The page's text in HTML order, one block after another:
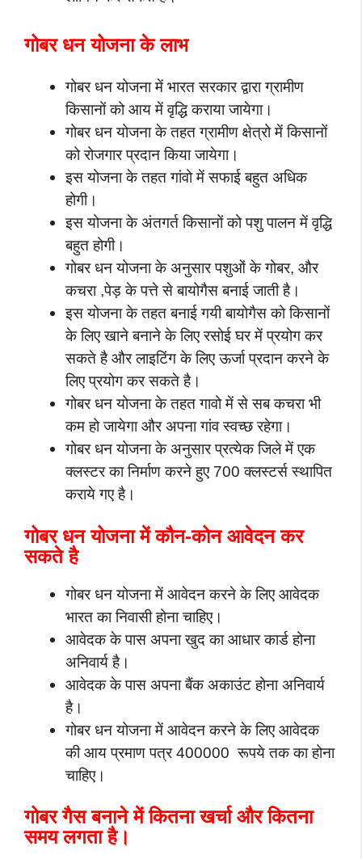
गोबर धन योजना के लाभ
गोबर धन योजना में भारत सरकार द्वारा ग्रामीण
किसानों को आय में वृद्धि कराया जायेगा।
गोबर धन योजना के तहत ग्रामीण क्षेत्रो में किसानों
को रोजगार प्रदान किया जायेगा।
इस योजना के तहत गांवो में सफाई बहुत अधिक
होगी।
इस योजना के अंतगर्त किसानों को पशु पालन में वृद्धि
बहुत होगी।
गोबर धन योजना के अनुसार पशुओं के गोबर, और
कचरा ,पेड़ के पत्ते से बायोगैस बनाई जाती है।
इस योजना के तहत बनाई गयी बायोगैस को किसानों
के लिए खाने बनाने के लिए रसोई घर में प्रयोग कर
सकते है और लाइटिंग के लिए ऊर्जा प्रदान करने के
लिए प्रयोग कर सकते है।
गोबर धन योजना के तहत गावो में से सब कचरा भी
कम हो जायेगा और अपना गांव स्वच्छ रहेगा।
गोबर धन योजना के अनुसार प्रत्येक जिले में एक
क्लस्टर का निर्माण करने हुए 700 क्लस्टर्स स्थापित
कराये गए है।
गोबर धन योजना में कौन-कोन आवेदन कर
सकते है
गोबर धन योजना में आवेदन करने के लिए आवेदक
भारत का निवासी होना चाहिए।
आवेदक के पास अपना खुद का आधार कार्ड होना
अनिवार्य है।
आवेदक के पास अपना बैंक अकाउंट होना अनिवार्य
है।
गोबर धन योजना में आवेदन करने के लिए आवेदक
की आय प्रमाण पत्र 400000 रूपये तक का होना
चाहिए।
गोबर गैस बनाने में कितना खर्चा और कितना
समय लगता है।